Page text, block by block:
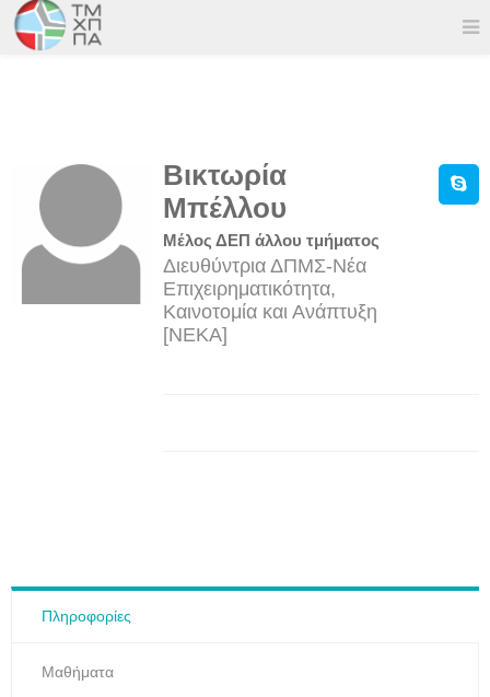
Βικτωρία
Μπέλλου
Μέλος ΔΕΠ άλλου τμήματος
Διευθύντρια ΔΠΜΣ-Νέα
Επιχειρηματικότητα,
Καινοτομία και Ανάπτυξη
[ΝΕΚΑ]
Πληροφορίες
Μαθήματα